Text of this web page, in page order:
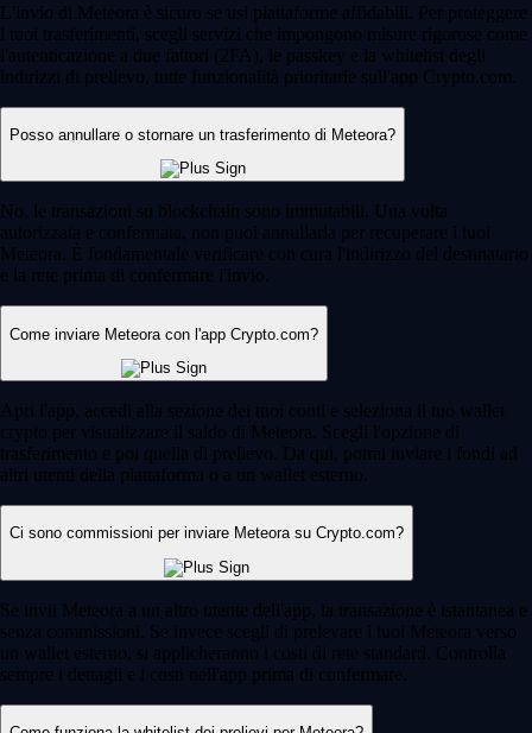
L'invio di Meteora è sicuro se usi piattaforme affidabili. Per proteggere
i tuoi trasferimenti, scegli servizi che impongono misure rigorose come
l'autenticazione a due fattori (2FA), le passkey e la whitelist degli
indirizzi di prelievo, tutte funzionalità prioritarie sull'app Crypto.com.
Posso annullare o stornare un trasferimento di Meteora?
No, le transazioni su blockchain sono immutabili. Una volta
autorizzata e confermata, non puoi annullarla per recuperare i tuoi
Meteora. È fondamentale verificare con cura l'indirizzo del destinatario
e la rete prima di confermare l'invio.
Come inviare Meteora con l'app Crypto.com?
Apri l'app, accedi alla sezione dei tuoi conti e seleziona il tuo wallet
crypto per visualizzare il saldo di Meteora. Scegli l'opzione di
trasferimento e poi quella di prelievo. Da qui, potrai inviare i fondi ad
altri utenti della piattaforma o a un wallet esterno.
Ci sono commissioni per inviare Meteora su Crypto.com?
Se invii Meteora a un altro utente dell'app, la transazione è istantanea e
senza commissioni. Se invece scegli di prelevare i tuoi Meteora verso
un wallet esterno, si applicheranno i costi di rete standard. Controlla
sempre i dettagli e i costi nell'app prima di confermare.